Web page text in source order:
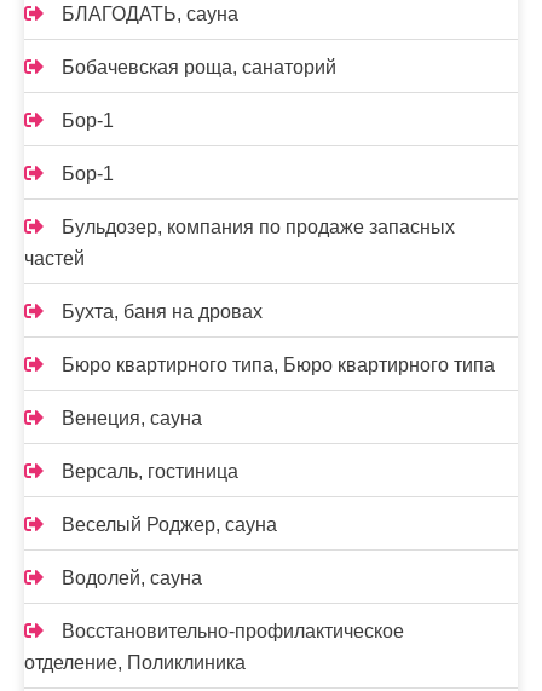
БЛАГОДАТЬ, сауна
Бобачевская роща, санаторий
Бор-1
Бор-1
Бульдозер, компания по продаже запасных
частей
Бухта, баня на дровах
Бюро квартирного типа, Бюро квартирного типа
Венеция, сауна
Версаль, гостиница
Веселый Роджер, сауна
Водолей, сауна
Восстановительно-профилактическое
отделение, Поликлиника